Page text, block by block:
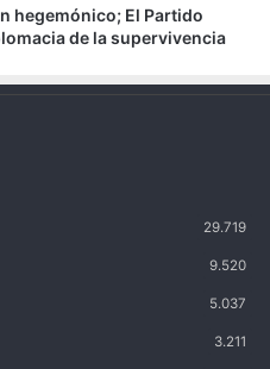
hegemónico; El Partido
de la supervivencia
29.719
9.520
5.037
3.211